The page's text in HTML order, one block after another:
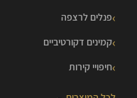
פנלים לרצפה
קמינים דקורטיביים
חיפויי קירות